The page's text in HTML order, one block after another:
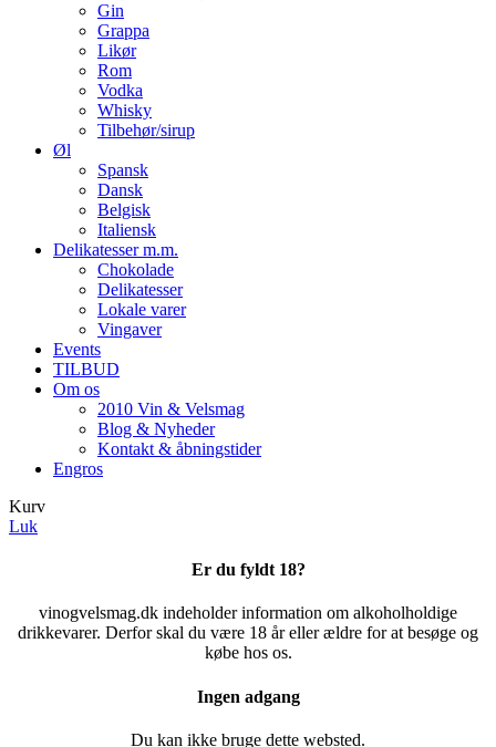
Gin
Grappa
Likør
Rom
Vodka
Whisky
Tilbehør/sirup
Øl
Spansk
Dansk
Belgisk
Italiensk
Delikatesser m.m.
Chokolade
Delikatesser
Lokale varer
Vingaver
Events
TILBUD
Om os
2010 Vin & Velsmag
Blog & Nyheder
Kontakt & åbningstider
Engros
Kurv
Luk
Er du fyldt 18?
vinogvelsmag.dk indeholder information om alkoholholdige
drikkevarer. Derfor skal du være 18 år eller ældre for at besøge og
købe hos os.
Ingen adgang
Du kan ikke bruge dette websted.